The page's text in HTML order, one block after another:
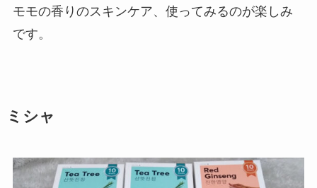
モモの香りのスキンケア、使ってみるのが楽しみ
です。
ミシャ